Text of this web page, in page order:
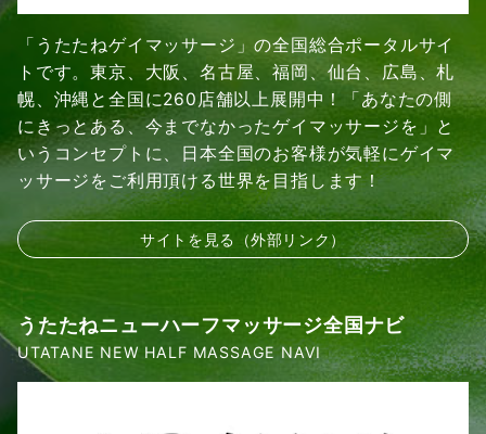
「うたたねゲイマッサージ」の全国総合ポータルサイ
トです。東京、大阪、名古屋、福岡、仙台、広島、札
幌、沖縄と全国に260店舗以上展開中！「あなたの側
にきっとある、今までなかったゲイマッサージを」と
いうコンセプトに、日本全国のお客様が気軽にゲイマ
ッサージをご利用頂ける世界を目指します！
サイトを見る（外部リンク）
うたたねニューハーフマッサージ全国ナビ
UTATANE NEW HALF MASSAGE NAVI